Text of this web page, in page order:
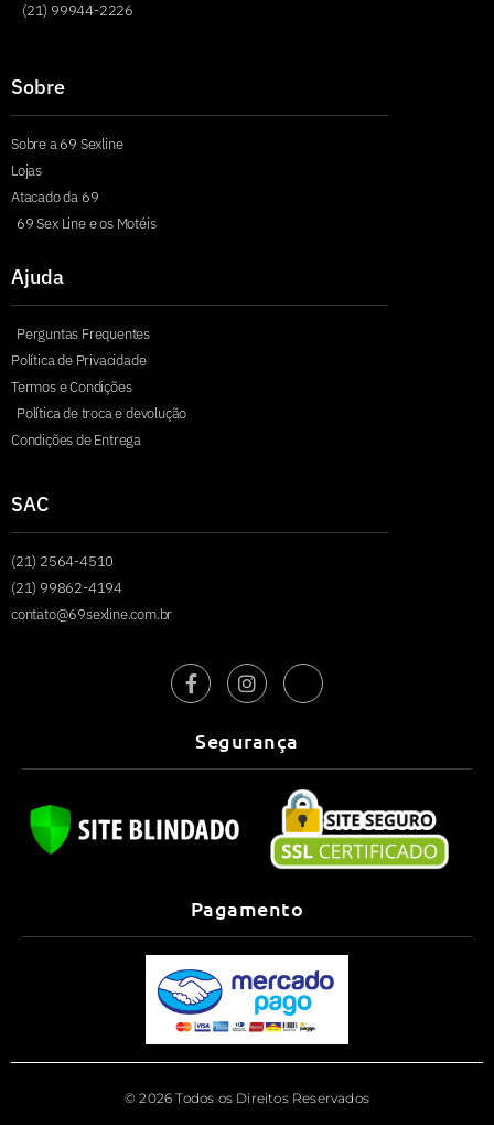
(21) 99944-2226
Sobre
Sobre a 69 Sexline
Lojas
Atacado da 69
69 Sex Line e os Motéis
Ajuda
Perguntas Frequentes
Política de Privacidade
Termos e Condições
Política de troca e devolução
Condições de Entrega
SAC
(21) 2564-4510
(21) 99862-4194
contato@69sexline.com.br
Segurança
Pagamento
© 2026 Todos os Direitos Reservados